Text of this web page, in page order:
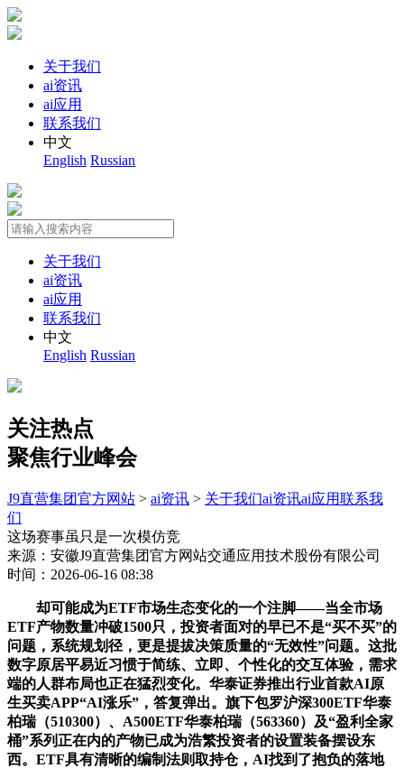
关于我们
ai资讯
ai应用
联系我们
中文
English Russian
关于我们
ai资讯
ai应用
联系我们
中文
English Russian
关注热点
聚焦行业峰会
J9直营集团官方网站 > ai资讯 > 关于我们ai资讯ai应用联系我
们
这场赛事虽只是一次模仿竞
来源：安徽J9直营集团官方网站交通应用技术股份有限公司
时间：2026-06-16 08:38
却可能成为ETF市场生态变化的一个注脚——当全市场
ETF产物数量冲破1500只，投资者面对的早已不是“买不买”的
问题，系统规划径，更是提拔决策质量的“无效性”问题。这批
数字原居平易近习惯于简练、立即、个性化的交互体验，需求
端的人群布局也正在猛烈变化。华泰证券推出行业首款AI原
生买卖APP“AI涨乐”，答复弹出。旗下包罗沪深300ETF华泰
柏瑞（510300）、A500ETF华泰柏瑞（563360）及“盈利全家
桶”系列正在内的产物已成为浩繁投资者的设置装备摆设东
西。ETF具有清晰的编制法则取持仓，AI找到了抱负的落地